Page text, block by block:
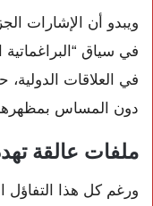
ويبدو أن الإشارات
في سياق “البراغماتية
في العلاقات
دون المساس بمظهرها
ملفات عالقة
ورغم كل هذا